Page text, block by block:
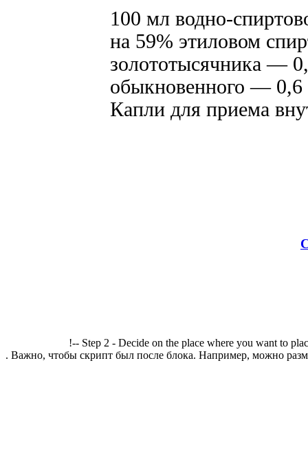
100 мл водно-
на 59% этиловом
золототысячника —
обыкновенного — 0,6
Капли для приема
!-- Step 2 - Decide on the place where you want to
. Важно, чтобы скрипт был после блока. Например, можно